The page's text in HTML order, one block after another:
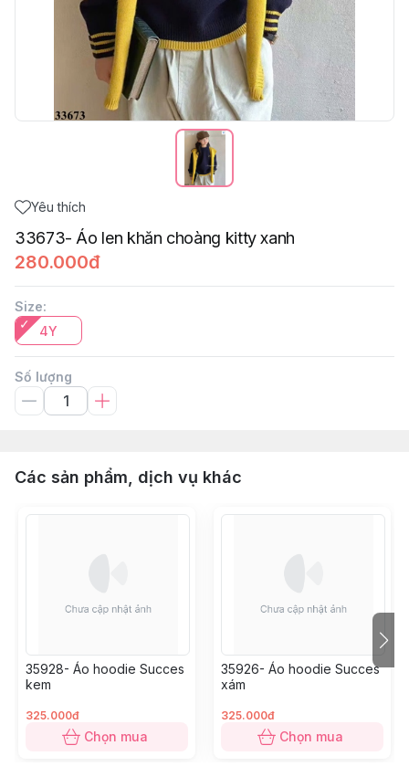
Yêu thích
33673- Áo len khăn choàng kitty xanh
280.000đ
Size:
4Y
Số lượng
Các sản phẩm, dịch vụ khác
35928- Áo hoodie Succes
kem
325.000đ
Chọn mua
35926- Áo hoodie Succes
xám
325.000đ
Chọn mua